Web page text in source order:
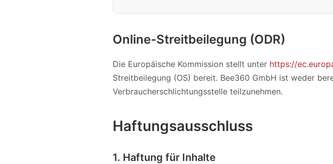
Online-Streitbeilegung (ODR)
Die Europäische Kommission stellt unter https://
Streitbeilegung (OS) bereit. Bee360 GmbH ist weder
Verbraucherschlichtungsstelle teilzunehmen.
Haftungsausschluss
1. Haftung für Inhalte